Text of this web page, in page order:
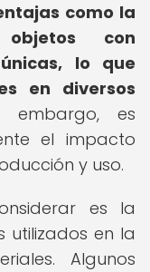
como la
con
lo que
en diversos
embargo, es
el impacto
y uso.
es la
utilizados en la
Algunos